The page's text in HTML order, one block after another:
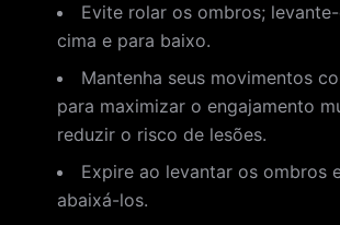
Evite rolar os ombros;
cima e para baixo.
Mantenha seus movimentos
para maximizar o engajamento
reduzir o risco de lesões.
Expire ao levantar os ombros
abaixá-los.